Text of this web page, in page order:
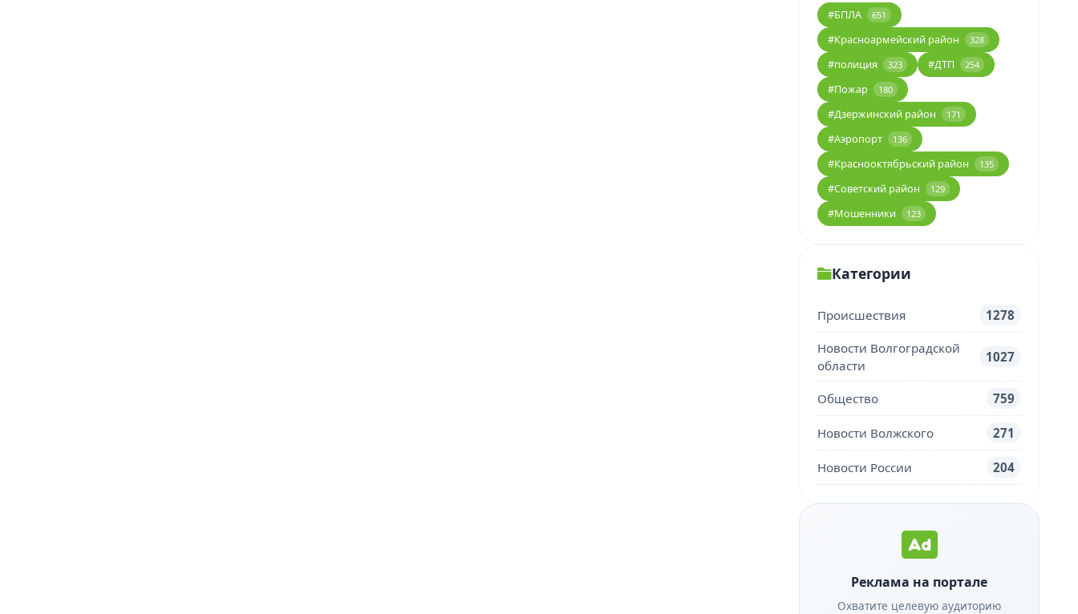
#БПЛА 651
#Красноармейский район 328
#полиция 323 #ДТП 254
#Пожар 180
#Дзержинский район 171
#Аэропорт 136
#Краснооктябрьский район 135
#Советский район 129
#Мошенники 123
Категории
Происшествия 1278
Новости Волгоградской
области
1027
Общество 759
Новости Волжского 271
Новости России 204
Реклама на портале
Охватите целевую аудиторию